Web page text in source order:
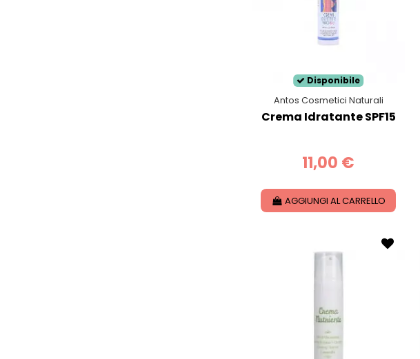
Disponibile
Antos Cosmetici Naturali
Crema Idratante SPF15
11,00 €
AGGIUNGI AL CARRELLO